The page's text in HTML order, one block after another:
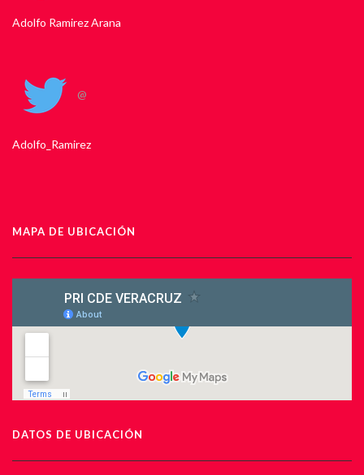
Adolfo Ramirez Arana
@
Adolfo_Ramirez
MAPA DE UBICACIÓN
DATOS DE UBICACIÓN